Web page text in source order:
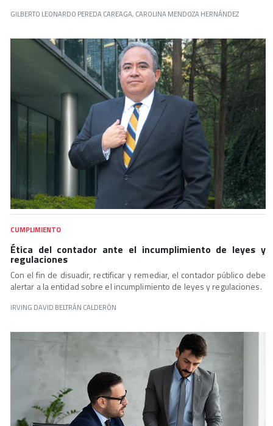
GILBERTO LEONARDO PEREDA CAREAGA, CAROLINA MENDOZA HERNÁNDEZ
CUMPLIMIENTO
Ética del contador ante el incumplimiento de leyes y
regulaciones
Con el fin de disuadir, rectificar y remediar, el contador público debe
alertar a la entidad sobre el incumplimiento de leyes y regulaciones.
IRVING DAVID BELTRÁN CALDERÓN